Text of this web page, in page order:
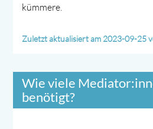
kümmere.
Zuletzt aktualisiert am 2023-09-25
Wie viele
benötigt?